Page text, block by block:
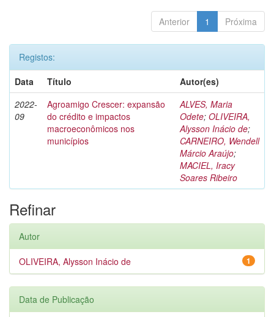
Anterior 1 Próxima
Registos:
Data
Título
Autor(es)
2022-
09
Agroamigo Crescer: expansão
do crédito e impactos
macroeconômicos nos
municípios
ALVES, Maria
Odete; OLIVEIRA,
Alysson Inácio de;
CARNEIRO, Wendell
Márcio Araújo;
MACIEL, Iracy
Soares Ribeiro
Refinar
Autor
1
OLIVEIRA, Alysson Inácio de
Data de Publicação